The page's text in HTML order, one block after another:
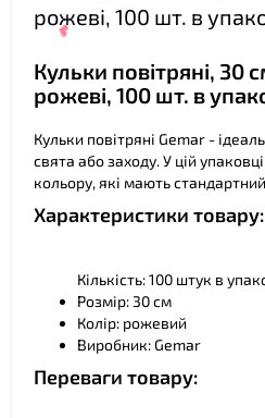
рожеві, 100 шт. в
Кульки повітряні, 30
рожеві, 100 шт. в
Кульки повітряні Gemar -
свята або заходу. У цій
кольору, які мають
Характеристики товару:
Кількість: 100 штук в
Розмір: 30 см
Колір: рожевий
Виробник: Gemar
Переваги товару:
❤